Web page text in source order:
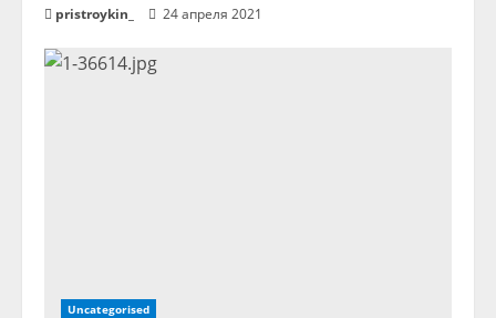
pristroykin_ 24 апреля 2021
Uncategorised